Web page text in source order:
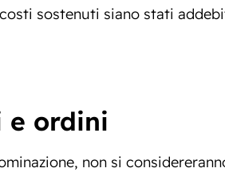
sostenuti siano stati
e ordini
non si